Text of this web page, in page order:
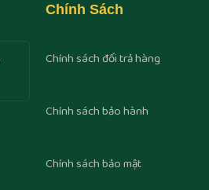
Chính Sách
Chính sách đổi trả hàng
Chính sách bảo hành
Chính sách bảo mật